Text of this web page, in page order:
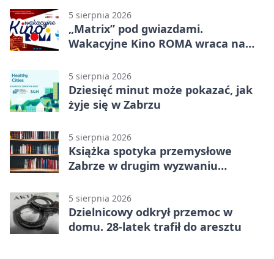
5 sierpnia 2026
„Matrix” pod gwiazdami.
Wakacyjne Kino ROMA wraca na
5 sierpnia 2026
Dziesięć minut może pokazać, jak
żyje się w Zabrzu
5 sierpnia 2026
Książka spotyka przemysłowe
Zabrze w drugim wyzwaniu
5 sierpnia 2026
Dzielnicowy odkrył przemoc w
domu. 28-latek trafił do aresztu